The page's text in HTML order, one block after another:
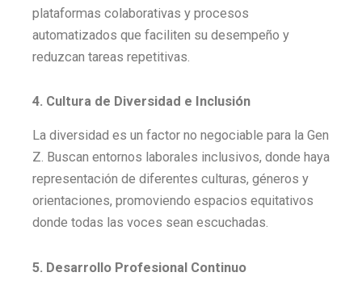
plataformas colaborativas y procesos
automatizados que faciliten su desempeño y
reduzcan tareas repetitivas.
4. Cultura de Diversidad e Inclusión
La diversidad es un factor no negociable para la Gen
Z. Buscan entornos laborales inclusivos, donde haya
representación de diferentes culturas, géneros y
orientaciones, promoviendo espacios equitativos
donde todas las voces sean escuchadas.
5. Desarrollo Profesional Continuo